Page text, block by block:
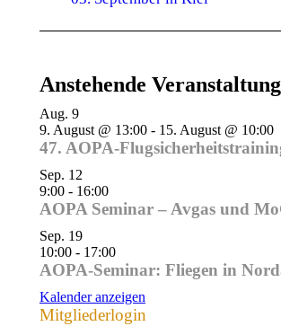
Anstehende
Aug. 9
9. August @ 13:00 - 15. August @ 10:00
47. AOPA-
Sep. 12
9:00 - 16:00
AOPA Seminar – Avgas und
Sep. 19
10:00 - 17:00
AOPA-Seminar: Fliegen in
Kalender anzeigen
Mitgliederlogin